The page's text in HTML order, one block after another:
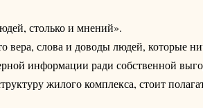
столько и мнений».
вера, слова и доводы людей, которые
информации ради собственной
жилого комплекса, стоит